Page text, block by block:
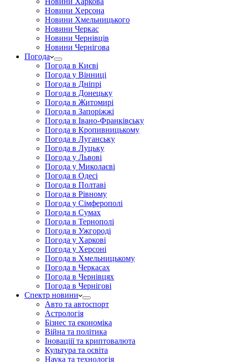
Новини Херсона
Новини Хмельницького
Новини Черкас
Новини Чернівців
Новини Чернігова
Погода
Погода в Києві
Погода у Вінниці
Погода в Дніпрі
Погода в Донецьку
Погода в Житомирі
Погода в Запоріжжі
Погода в Івано-Франківську
Погода в Кропивницькому
Погода в Луганську
Погода в Луцьку
Погода у Львові
Погода у Миколаєві
Погода в Одесі
Погода в Полтаві
Погода в Рівному
Погода у Сімферополі
Погода в Сумах
Погода в Тернополі
Погода в Ужгороді
Погода у Харкові
Погода у Херсоні
Погода в Хмельницькому
Погода в Черкасах
Погода в Чернівцях
Погода в Чернігові
Спектр новини
Авто та автоспорт
Астрологія
Бізнес та економіка
Війна та політика
Іноваціії та криптовалюта
Культура та освіта
Наука та технологія